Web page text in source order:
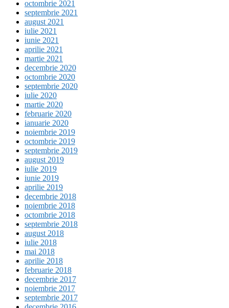
octombrie 2021
septembrie 2021
august 2021
iulie 2021
iunie 2021
aprilie 2021
martie 2021
decembrie 2020
octombrie 2020
septembrie 2020
iulie 2020
martie 2020
februarie 2020
ianuarie 2020
noiembrie 2019
octombrie 2019
septembrie 2019
august 2019
iulie 2019
iunie 2019
aprilie 2019
decembrie 2018
noiembrie 2018
octombrie 2018
septembrie 2018
august 2018
iulie 2018
mai 2018
aprilie 2018
februarie 2018
decembrie 2017
noiembrie 2017
septembrie 2017